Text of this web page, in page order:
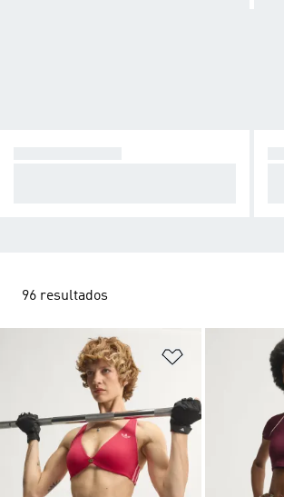
96 resultados
Añadir a la